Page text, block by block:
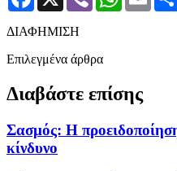
ΔΙΑΦΗΜΙΣΗ
Επιλεγμένα άρθρα
Διαβάστε επίσης
Σασμός: Η
κίνδυνο